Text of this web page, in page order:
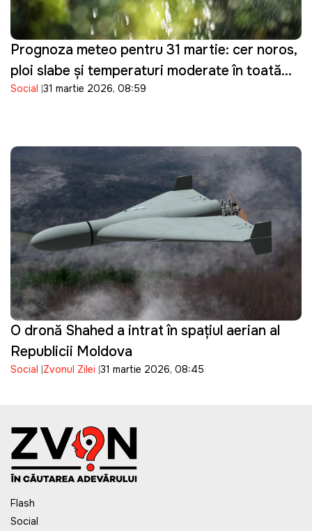
Prognoza meteo pentru 31 martie: cer noros,
ploi slabe și temperaturi moderate în toată
țara
Social 31 martie 2026, 08:59
O dronă Shahed a intrat în spațiul aerian al
Republicii Moldova
Social Zvonul Zilei 31 martie 2026, 08:45
Flash
Social